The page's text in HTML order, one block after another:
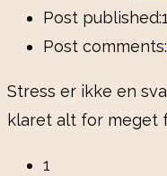
Post published:
Post comments:
Stress er ikke en
klaret alt for meget
1